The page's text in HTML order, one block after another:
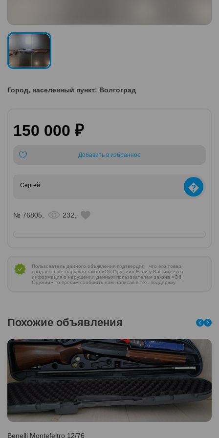
Город, населенный пункт: Волгоград
150 000 ₽
Добавить в избранное
Сергей �
№ 76805, 232,
Пользователь данного объявления подтвердил , что его товар
продается не нарушая закон «Об Оружии» Если у Вас имеется
информация о нарушении данным пользователем закона «Об
Оружии» то просим сообщить нам написав в тех. поддержку
Похожие объявления
Benelli Montefeltro 12/76